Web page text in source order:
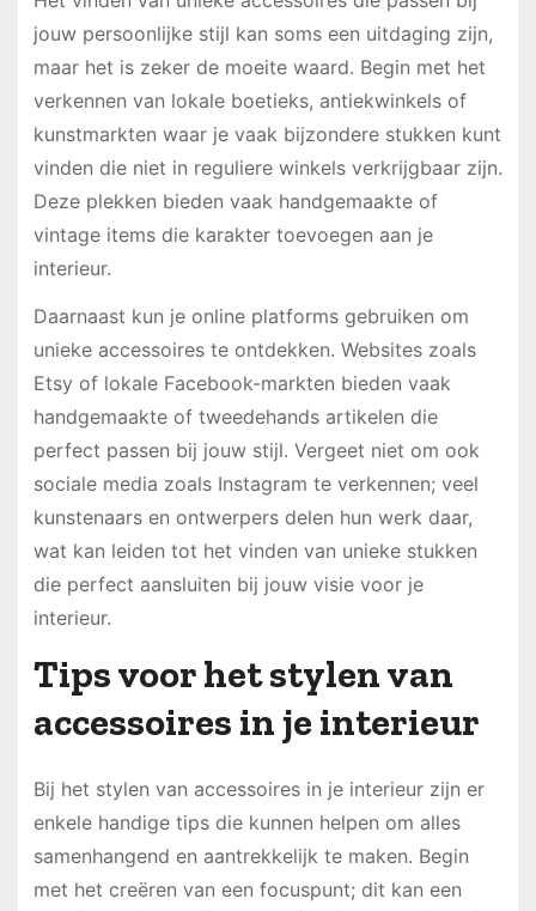
jouw persoonlijke stijl kan soms een uitdaging zijn,
maar het is zeker de moeite waard. Begin met het
verkennen van lokale boetieks, antiekwinkels of
kunstmarkten waar je vaak bijzondere stukken kunt
vinden die niet in reguliere winkels verkrijgbaar zijn.
Deze plekken bieden vaak handgemaakte of
vintage items die karakter toevoegen aan je
interieur.
Daarnaast kun je online platforms gebruiken om
unieke accessoires te ontdekken. Websites zoals
Etsy of lokale Facebook-markten bieden vaak
handgemaakte of tweedehands artikelen die
perfect passen bij jouw stijl. Vergeet niet om ook
sociale media zoals Instagram te verkennen; veel
kunstenaars en ontwerpers delen hun werk daar,
wat kan leiden tot het vinden van unieke stukken
die perfect aansluiten bij jouw visie voor je
interieur.
Tips voor het stylen van
accessoires in je interieur
Bij het stylen van accessoires in je interieur zijn er
enkele handige tips die kunnen helpen om alles
samenhangend en aantrekkelijk te maken. Begin
met het creëren van een focuspunt; dit kan een